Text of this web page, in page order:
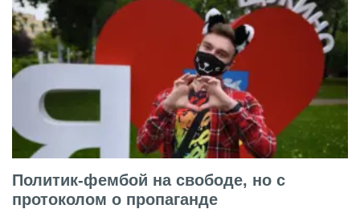
Политик-фембой на свободе, но с
протоколом о пропаганде